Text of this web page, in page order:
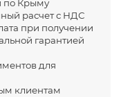
по Крыму
расчет с НДС
при получении
гарантией
для
клиентам